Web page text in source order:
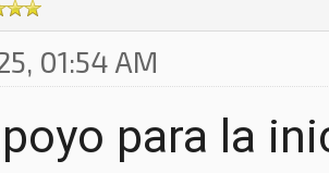
01:54 AM
para la